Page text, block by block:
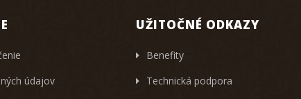
údajov
UŽITOČNÉ ODKAZY
Benefity
Technická podpora